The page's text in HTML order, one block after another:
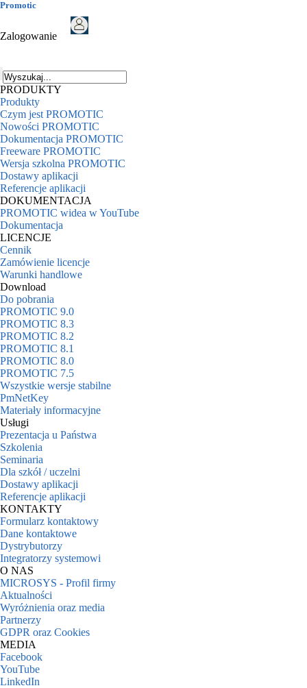
Promotic
Zalogowanie
PRODUKTY
Produkty
Czym jest PROMOTIC
Nowości PROMOTIC
Dokumentacja PROMOTIC
Freeware PROMOTIC
Wersja szkolna PROMOTIC
Dostawy aplikacji
Referencje aplikacji
DOKUMENTACJA
PROMOTIC widea w YouTube
Dokumentacja
LICENCJE
Cennik
Zamówienie licencje
Warunki handlowe
Download
Do pobrania
PROMOTIC 9.0
PROMOTIC 8.3
PROMOTIC 8.2
PROMOTIC 8.1
PROMOTIC 8.0
PROMOTIC 7.5
Wszystkie wersje stabilne
PmNetKey
Materiały informacyjne
Usługi
Prezentacja u Państwa
Szkolenia
Seminaria
Dla szkół / uczelni
Dostawy aplikacji
Referencje aplikacji
KONTAKTY
Formularz kontaktowy
Dane kontaktowe
Dystrybutorzy
Integratorzy systemowi
O NAS
MICROSYS - Profil firmy
Aktualności
Wyróżnienia oraz media
Partnerzy
GDPR oraz Cookies
MEDIA
Facebook
YouTube
LinkedIn